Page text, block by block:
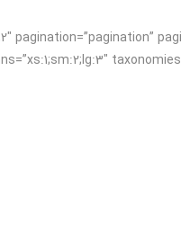
pagination=”pagination”